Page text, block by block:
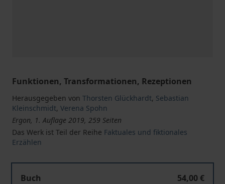
Funktionen, Transformationen, Rezeptionen
Herausgegeben von Thorsten Glückhardt, Sebastian
Kleinschmidt, Verena Spohn
Ergon, 1. Auflage 2019, 259 Seiten
Das Werk ist Teil der Reihe Faktuales und fiktionales
Erzählen
Buch
54,00 €